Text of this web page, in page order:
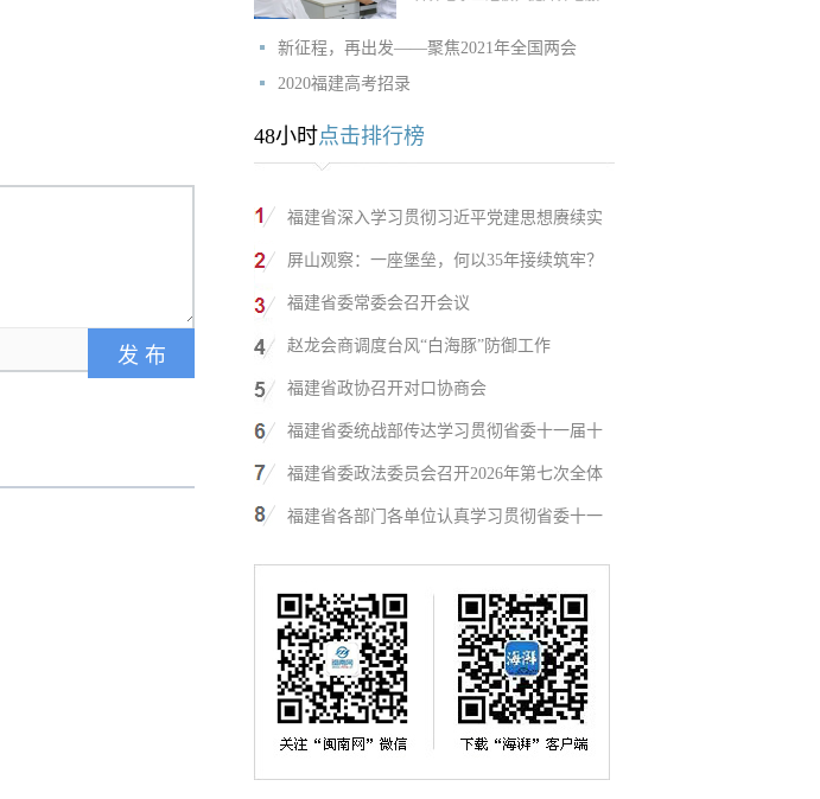
新征程，再出发——聚焦2021年全国两会
2020福建高考招录
48小时点击排行榜
福建省深入学习贯彻习近平党建思想赓续实
屏山观察：一座堡垒，何以35年接续筑牢？
福建省委常委会召开会议
赵龙会商调度台风“白海豚”防御工作
福建省政协召开对口协商会
福建省委统战部传达学习贯彻省委十一届十
福建省委政法委员会召开2026年第七次全体
福建省各部门各单位认真学习贯彻省委十一